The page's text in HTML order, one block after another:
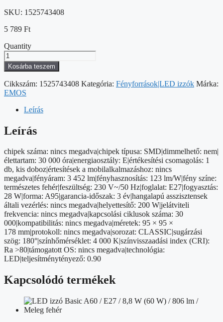
SKU: 1525743408
5 789 Ft
Quantity
LED
izzó
Classic
A95
/
E27
W
(200
/
3452
lm
/
Természetes
fehér
mennyiség
Kosárba teszem
Cikkszám: 1525743408 Kategória: Fényforrások|LED izzók Márka:
EMOS
Leírás
Leírás
chipek száma: nincs megadva|chipek típusa: SMD|dimmelhető: nem|
élettartam: 30 000 óra|energiaosztály: E|értékesítési csomagolás: 1
db, kis doboz|értesítések a mobilalkalmazáshoz: nincs
megadva|fényáram: 3 452 lm|fényhasznosítás: 123 lm/W|fény színe:
természetes fehér|feszültség: 230 V~/50 Hz|foglalat: E27|fogyasztás:
28 W|forma: A95|garancia-időszak: 3 év|hangalapú asszisztensek
általi vezérlés: nincs megadva|helyettesítő: 200 W|jelátviteli
frekvencia: nincs megadva|kapcsolási ciklusok száma: 30
000|kompatibilitás: nincs megadva|méretek: 95 × 95 ×
178 mm|protokoll: nincs megadva|sorozat: CLASSIC|sugárzási
szög: 180°|színhőmérséklet: 4 000 K|színvisszaadási index (CRI):
Ra >80|támogatott OS: nincs megadva|technológia:
LED|teljesítménytényező: 0.90
Kapcsolódó termékek